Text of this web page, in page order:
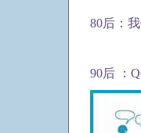
80后：
90后 ：